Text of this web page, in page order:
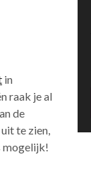
in
raak je al
de
te zien,
mogelijk!